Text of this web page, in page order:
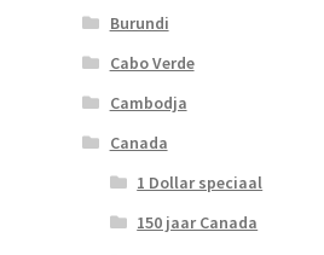
Burundi
Cabo Verde
Cambodja
Canada
1 Dollar speciaal
150 jaar Canada